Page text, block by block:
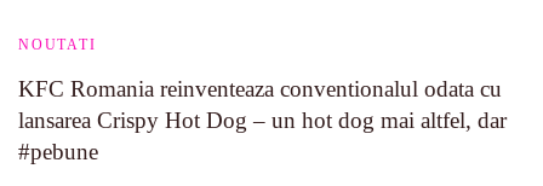
NOUTATI
KFC Romania reinventeaza conventionalul odata cu
lansarea Crispy Hot Dog – un hot dog mai altfel, dar
#pebune